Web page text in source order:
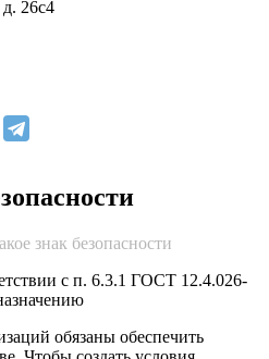
26с4
знак безопасности
с п. 6.3.1 ГОСТ 12.4.026-
обязаны обеспечить